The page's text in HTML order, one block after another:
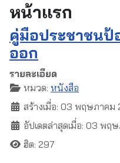
หน้าแรก
คู่มือประชาชนป้
ออก
รายละเอียด
หมวด: หนังสือ
สร้างเมื่อ: 03 พฤษภาคม
อัปเดตล่าสุดเมื่อ: 03 พฤ
ฮิต: 297